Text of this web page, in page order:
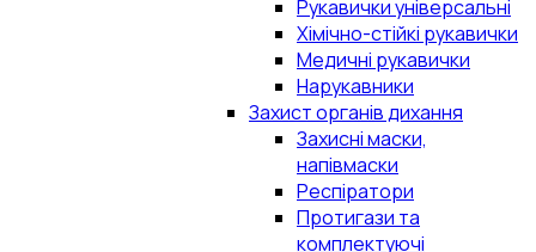
Рукавички універсальні
Хімічно-стійкі рукавички
Медичні рукавички
Нарукавники
Захист органів дихання
Захисні маски,
напівмаски
Респіратори
Протигази та
комплектуючі